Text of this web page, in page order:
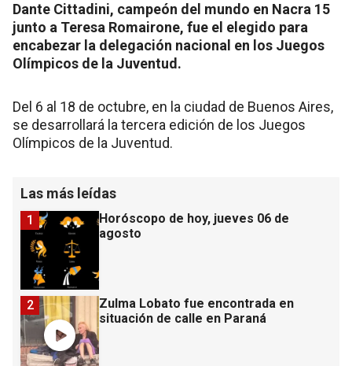
Dante Cittadini, campeón del mundo en Nacra 15
junto a Teresa Romairone, fue el elegido para
encabezar la delegación nacional en los Juegos
Olímpicos de la Juventud.
Del 6 al 18 de octubre, en la ciudad de Buenos Aires,
se desarrollará la tercera edición de los Juegos
Olímpicos de la Juventud.
Las más leídas
Horóscopo de hoy, jueves 06 de
agosto
1
Zulma Lobato fue encontrada en
situación de calle en Paraná
2